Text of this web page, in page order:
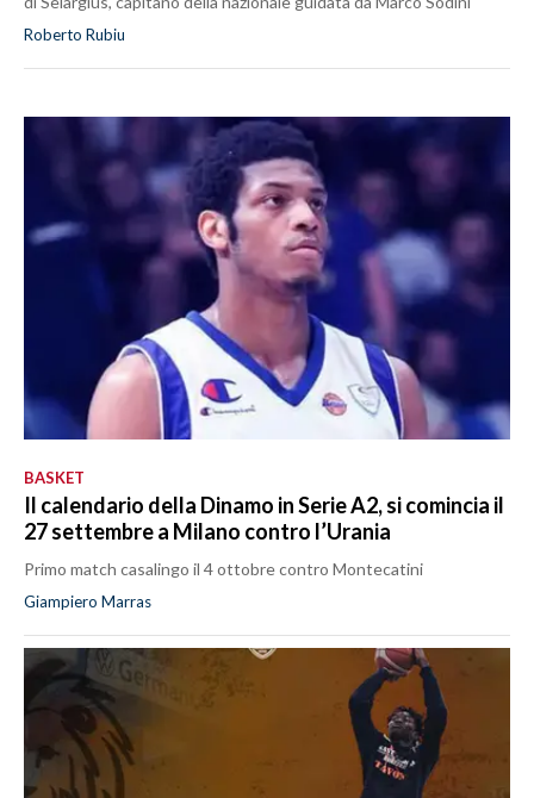
Roberto Rubiu
BASKET
Il calendario della Dinamo in Serie A2, si comincia il
27 settembre a Milano contro l’Urania
Primo match casalingo il 4 ottobre contro Montecatini
Giampiero Marras